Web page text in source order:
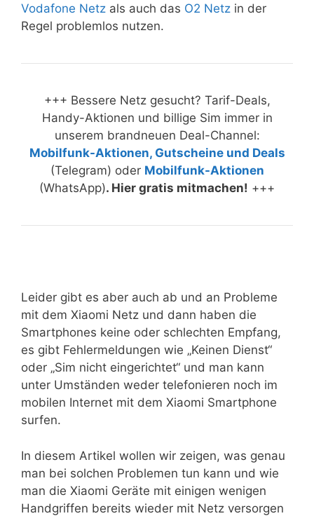
Vodafone Netz als auch das O2 Netz in der
Regel problemlos nutzen.
+++ Bessere Netz gesucht? Tarif-Deals,
Handy-Aktionen und billige Sim immer in
unserem brandneuen Deal-Channel:
Mobilfunk-Aktionen, Gutscheine und Deals
(Telegram) oder Mobilfunk-Aktionen
(WhatsApp). Hier gratis mitmachen! +++
Leider gibt es aber auch ab und an Probleme
mit dem Xiaomi Netz und dann haben die
Smartphones keine oder schlechten Empfang,
es gibt Fehlermeldungen wie „Keinen Dienst“
oder „Sim nicht eingerichtet“ und man kann
unter Umständen weder telefonieren noch im
mobilen Internet mit dem Xiaomi Smartphone
surfen.
In diesem Artikel wollen wir zeigen, was genau
man bei solchen Problemen tun kann und wie
man die Xiaomi Geräte mit einigen wenigen
Handgriffen bereits wieder mit Netz versorgen